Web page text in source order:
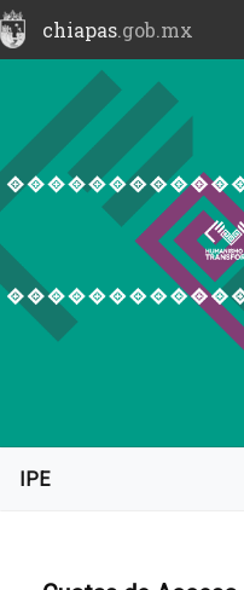
chiapas.gob.mx
IPE